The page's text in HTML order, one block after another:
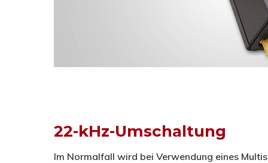
22-kHz-Umschaltung
Im Normalfall wird bei Verwendung eines